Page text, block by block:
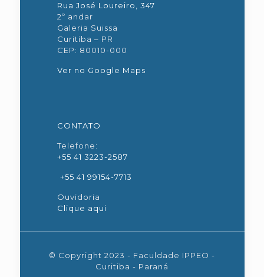
Rua José Loureiro, 347
2º andar
Galeria Suissa
Curitiba – PR
CEP: 80010-000
Ver no Google Maps
CONTATO
Telefone:
+55 41 3223-2587
+55 41 99154-7713
Ouvidoria
Clique aqui
© Copyright 2023 - Faculdade IPPEO -
Curitiba - Paraná